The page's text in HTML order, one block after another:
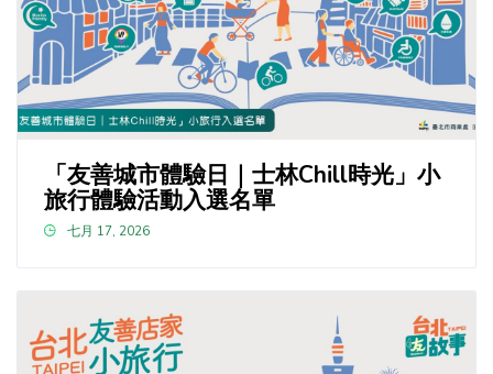
「友善城市體驗日｜士林Chill時光」小
旅行體驗活動入選名單
七月 17, 2026